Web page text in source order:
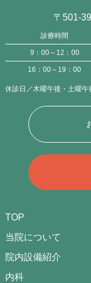
〒501-
診療時間
9：00～12：00
16：00～19：00
休診日／木曜午後・土曜午
TOP
当院について
院内設備紹介
内科